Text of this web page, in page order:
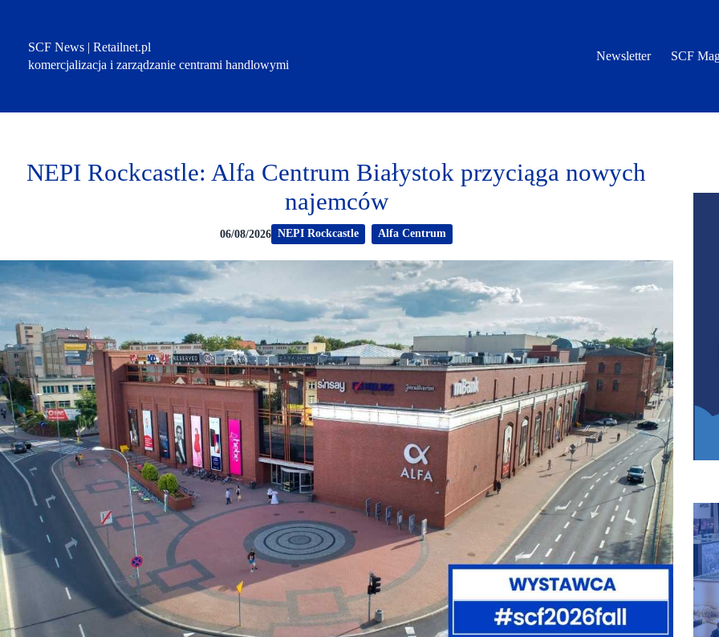
SCF News | Retailnet.pl
komercjalizacja i zarządzanie centrami handlowymi
Newsletter SCF
NEPI Rockcastle: Alfa Centrum Białystok przyciąga nowych
najemców
06/08/2026 NEPI Rockcastle Alfa Centrum